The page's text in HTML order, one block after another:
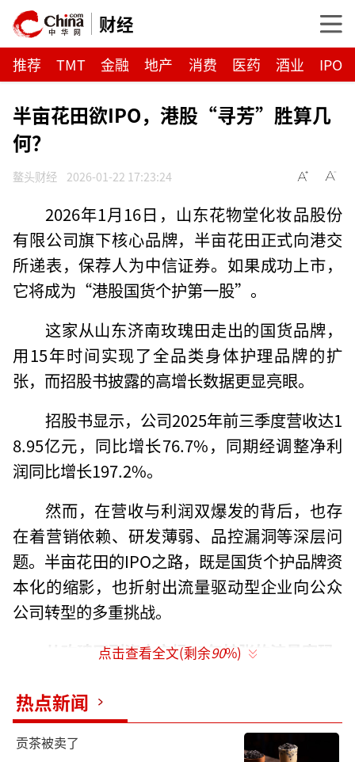
财经
推荐 TMT 金融 地产 消费 医药 酒业 IPO
半亩花田欲IPO，港股“寻芳”胜算几
何？
鳌头财经 2026-01-22 17:23:24
2026年1月16日，山东花物堂化妆品股份
有限公司旗下核心品牌，半亩花田正式向港交
所递表，保荐人为中信证券。如果成功上市，
它将成为“港股国货个护第一股”。
这家从山东济南玫瑰田走出的国货品牌，
用15年时间实现了全品类身体护理品牌的扩
张，而招股书披露的高增长数据更显亮眼。
招股书显示，公司2025年前三季度营收达1
8.95亿元，同比增长76.7%，同期经调整净利
润同比增长197.2%。
然而，在营收与利润双爆发的背后，也存
在着营销依赖、研发薄弱、品控漏洞等深层问
题。半亩花田的IPO之路，既是国货个护品牌资
本化的缩影，也折射出流量驱动型企业向公众
公司转型的多重挑战。
从玫瑰田到资本市场15年扩张的流量密码
据招股书介绍，2010年，半亩花田成立于
山东济南，主要产品有身体护理、手足护理、
面部护理系列等。
点击查看全文(剩余90%)
热点新闻
贡茶被卖了